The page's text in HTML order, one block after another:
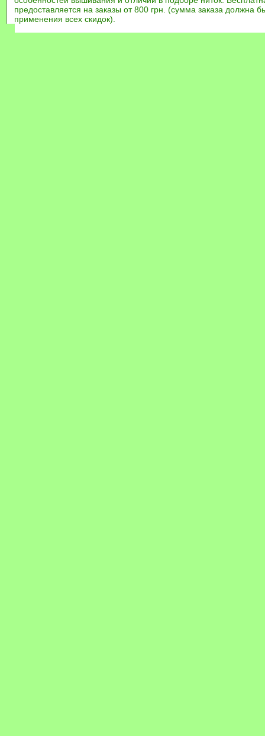
предоставляется на заказы от 800 грн. (сумма заказа должна
применения всех скидок).